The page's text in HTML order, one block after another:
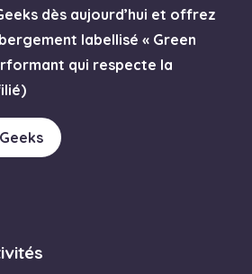
dès aujourd’hui et offrez
labellisé « Green
qui respecte la